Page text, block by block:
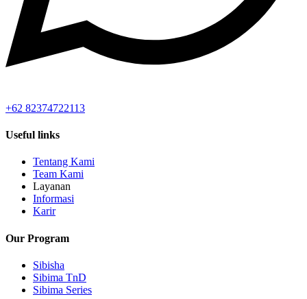
+62 82374722113
Useful links
Tentang Kami
Team Kami
Layanan
Informasi
Karir
Our Program
Sibisha
Sibima TnD
Sibima Series